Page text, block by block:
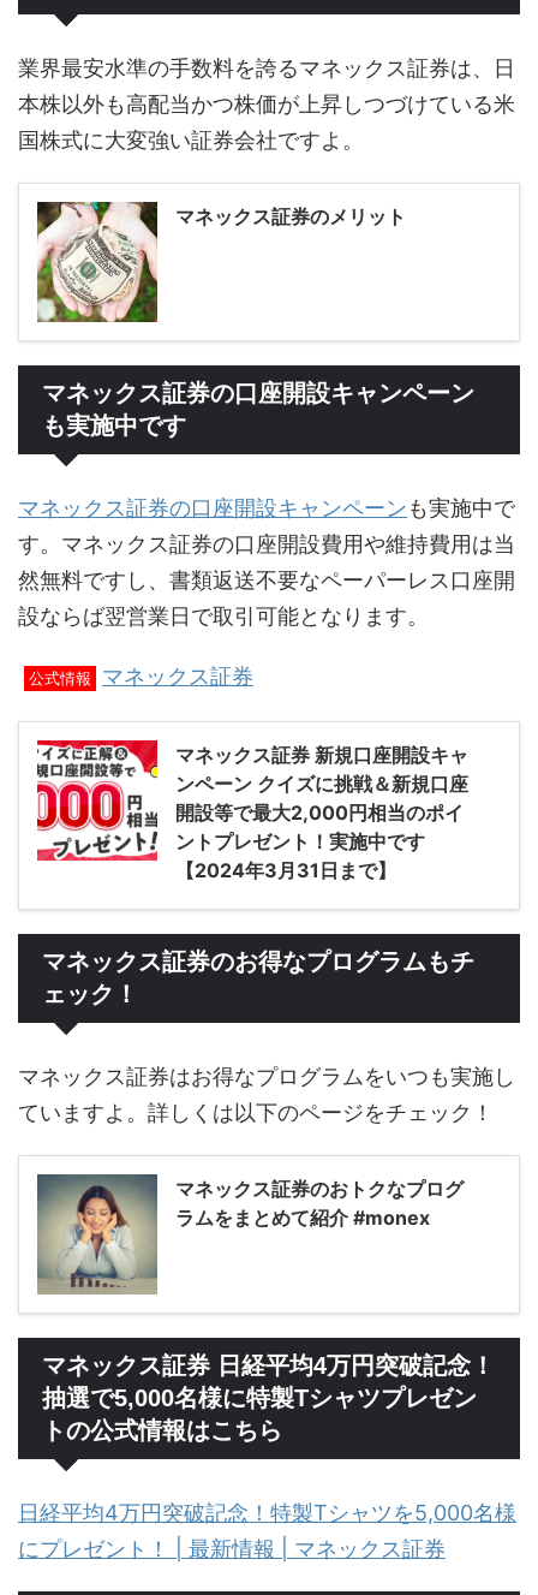
業界最安水準の手数料を誇るマネックス証券は、日
本株以外も高配当かつ株価が上昇しつづけている米
国株式に大変強い証券会社ですよ。
マネックス証券のメリット
マネックス証券の口座開設キャンペーン
も実施中です
マネックス証券の口座開設キャンペーンも実施中で
す。マネックス証券の口座開設費用や維持費用は当
然無料ですし、書類返送不要なペーパーレス口座開
設ならば翌営業日で取引可能となります。
公式情報 マネックス証券
マネックス証券 新規口座開設キャ
ンペーン クイズに挑戦＆新規口座
開設等で最大2,000円相当のポイ
ントプレゼント！実施中です
【2024年3月31日まで】
マネックス証券のお得なプログラムもチ
ェック！
マネックス証券はお得なプログラムをいつも実施し
ていますよ。詳しくは以下のページをチェック！
マネックス証券のおトクなプログ
ラムをまとめて紹介 #monex
マネックス証券 日経平均4万円突破記念！
抽選で5,000名様に特製Tシャツプレゼン
トの公式情報はこちら
日経平均4万円突破記念！特製Tシャツを5,000名様
にプレゼント！ | 最新情報 | マネックス証券